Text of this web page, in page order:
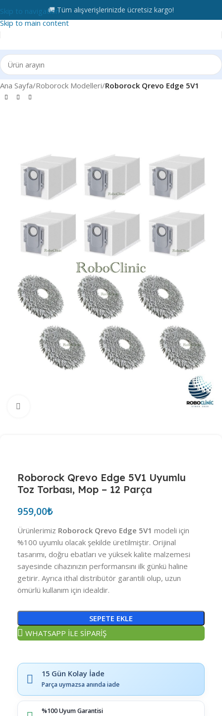
Skip to navigation
Skip to main content
🚚 Tüm alışverişlerinizde ücretsiz kargo!
Ana Sayfa Roborock Modelleri Roborock Qrevo Edge 5V1
Roborock Qrevo Edge 5V1 Uyumlu
Toz Torbası, Mop – 12 Parça
959,00₺
Ürünlerimiz Roborock Qrevo Edge 5V1 modeli için
%100 uyumlu olacak şekilde üretilmiştir. Orijinal
tasarımı, doğru ebatları ve yüksek kalite malzemesi
sayesinde cihazınızın performansını ilk günkü haline
getirir. Ayrıca ithal distribütör garantili olup, uzun
ömürlü kullanım için idealdir.
SEPETE EKLE
WHATSAPP İLE SİPARİŞ
15 Gün Kolay İade
Parça uymazsa anında iade
%100 Uyum Garantisi